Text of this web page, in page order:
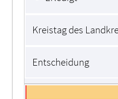
Kreistag des
Entscheidung